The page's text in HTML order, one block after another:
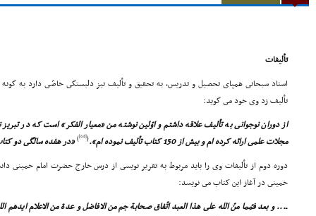
تألیفات
استاد سبحانى همپاى تحصیل و تدریس، به تحقیق و تألیف نیز دلبستگى خاصّى دارد به
تألیف زد وى خود مى گوید:
از دوران نوجوانى به تألیف علاقه داشتم و اوّلین نوشته من «معیار الفکر» است که در
مجلات علمى ارائه کرده ام و بیش از 150 کتاب تألیف نموده ام».
(
[68]
)«در هفده سالگى دو
خمینى در آغاز این کتاب مى نویسد:
ـ... و بعد فمّما منّ الله على هذا العبد اتّفاق صحابة جم من الافاضل و عدة من الاعلام ایدهم